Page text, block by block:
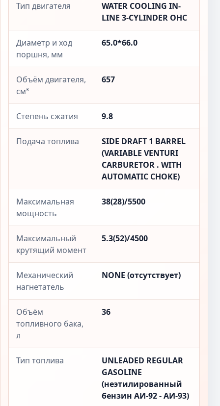
Тип двигателя
WATER COOLING IN-
LINE 3-CYLINDER OHC
Диаметр и ход
поршня, мм
65.0*66.0
Объём двигателя,
см³
657
Степень сжатия 9.8
Подача топлива
SIDE DRAFT 1 BARREL
(VARIABLE VENTURI
CARBURETOR . WITH
AUTOMATIC CHOKE)
Максимальная
мощность
38(28)/5500
Максимальный
крутящий момент
5.3(52)/4500
Механический
нагнетатель
NONE (отсутствует)
Объём
топливного бака,
л
36
Тип топлива
UNLEADED REGULAR
GASOLINE
(неэтилированный
бензин АИ-92 - АИ-93)